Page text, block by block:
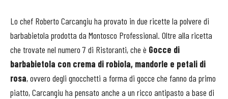
Lo chef Roberto Carcangiu ha provato in due ricette la polvere di
barbabietola prodotta da Montosco Professional. Oltre alla ricetta
che trovate nel numero 7 di Ristoranti, che è Gocce di
barbabietola con crema di robiola, mandorle e petali di
rosa, ovvero degli gnocchetti a forma di gocce che fanno da primo
piatto, Carcangiu ha pensato anche a un ricco antipasto a base di